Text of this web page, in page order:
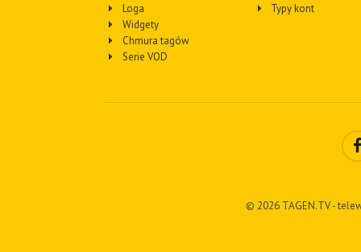
Loga
Widgety
Chmura tagów
Serie VOD
Typy kont
© 2026 TAGEN.TV -